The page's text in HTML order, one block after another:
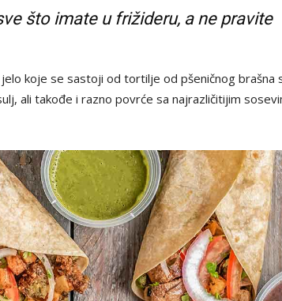
što imate u frižideru, a ne pravite
koje se sastoji od tortilje od pšeničnog brašna
ali takođe i razno povrće sa najrazličitijim